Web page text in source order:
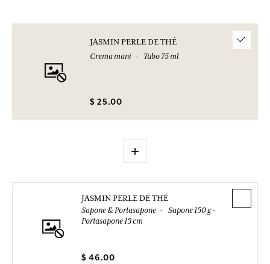
JASMIN PERLE DE THÉ
Crema mani
Tubo 75 ml
$ 25.00
+
JASMIN PERLE DE THÉ
Sapone & Portasapone
Sapone 150 g -
Portasapone 13 cm
$ 46.00